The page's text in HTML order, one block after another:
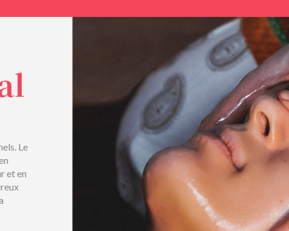
Soins pour la peau et maquillage
Soins pour hommes
Soins pour les cheveux
Bijoux et Verre soufflé
Le
et en